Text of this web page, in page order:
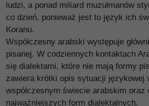
ludzi, a ponad miliard muzułmanów
co dzień, ponieważ jest to język ich
Koranu.
Współczesny arabski występuje
pisanej. W codziennych kontaktach
się dialektami, które nie mają formy
zawiera krótki opis sytuacji językowej
współczesnym świecie arabskim oraz
najważniejszych form dialektalnych.